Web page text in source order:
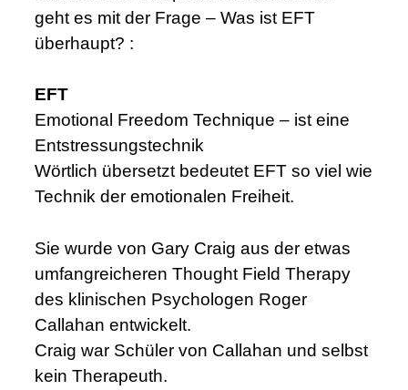
geht es mit der Frage – Was ist EFT
überhaupt? :
EFT
Emotional Freedom Technique – ist eine
Entstressungstechnik
Wörtlich übersetzt bedeutet EFT so viel wie
Technik der emotionalen Freiheit.
Sie wurde von Gary Craig aus der etwas
umfangreicheren Thought Field Therapy
des klinischen Psychologen Roger
Callahan entwickelt.
Craig war Schüler von Callahan und selbst
kein Therapeuth.